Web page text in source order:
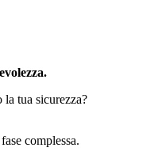
la tua sicurezza?
complessa.